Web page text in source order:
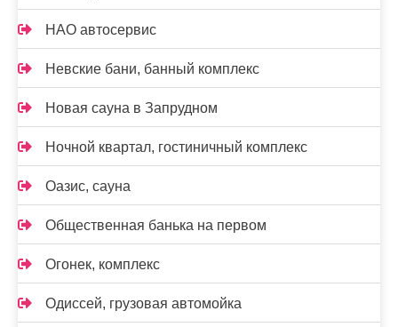
НАО автосервис
Невские бани, банный комплекс
Новая сауна в Запрудном
Ночной квартал, гостиничный комплекс
Оазис, сауна
Общественная банька на первом
Огонек, комплекс
Одиссей, грузовая автомойка